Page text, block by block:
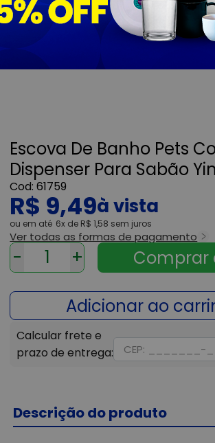
Escova De Banho Pets
Dispenser Para Sabão
61759
R$ 9,49
ou 6x de R$ 1,58 sem juros
Ver todas as formas de pagamento
- +
Descrição do produto